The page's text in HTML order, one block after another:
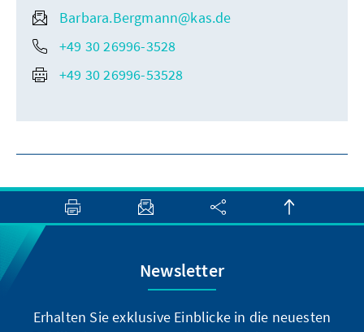
Barbara.Bergmann@kas.de
+49 30 26996-3528
+49 30 26996-53528
Newsletter
Erhalten Sie exklusive Einblicke in die neuesten